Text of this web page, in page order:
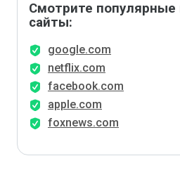
Смотрите
сайты:
google.com
netflix.com
facebook.com
apple.com
foxnews.com